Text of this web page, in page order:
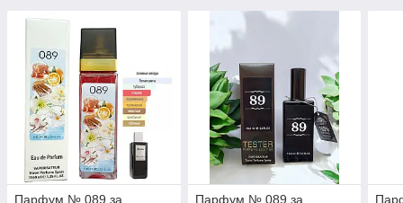
Парфум № 089 за
Парфум № 089 за